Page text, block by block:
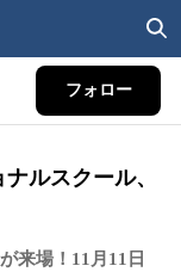
フォロー
ルスクール、
来場！11月11日